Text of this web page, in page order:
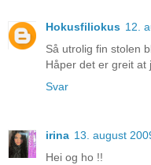
Hokusfiliokus 12.
Så utrolig fin stolen
Håper det er greit at
Svar
irina 13. august
Hei og ho !!